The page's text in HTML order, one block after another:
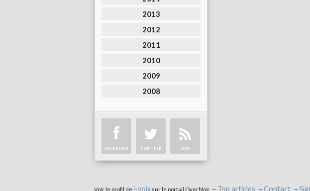
2013
2012
2011
2010
2009
2008
FACEBOOK TWITTER RSS
Voir le profil de i-voixsur le portail Overblog Top articles Contact